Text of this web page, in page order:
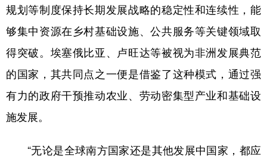
规划等制度保持长期发展战略的稳定性和连续性，能
够集中资源在乡村基础设施、公共服务等关键领域取
得突破。埃塞俄比亚、卢旺达等被视为非洲发展典范
的国家，其共同点之一便是借鉴了这种模式，通过强
有力的政府干预推动农业、劳动密集型产业和基础设
施发展。
“无论是全球南方国家还是其他发展中国家，都应